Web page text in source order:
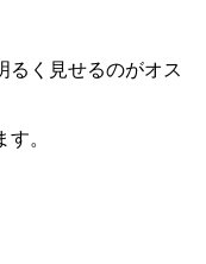
るく見せるのがオス
。